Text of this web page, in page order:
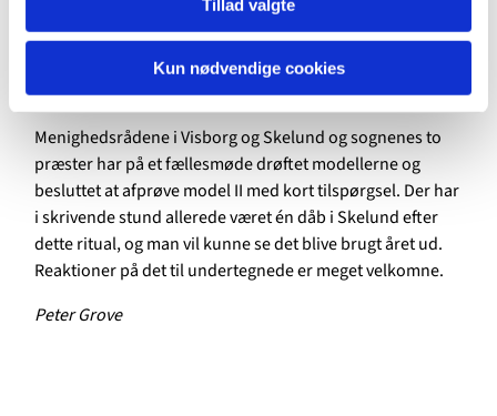
Tillad valgte
Kun nødvendige cookies
lægger sig meget tæt op ad dette, model II er en moderat
revision af det, og model III formulerer mere nyt. Dåben
vil være en fuldgyldig dåb, uanset hvilken af modellerne
der benyttes.
Menighedsrådene i Visborg og Skelund og sognenes to
præster har på et fællesmøde drøftet modellerne og
besluttet at afprøve model II med kort tilspørgsel. Der har
i skrivende stund allerede været én dåb i Skelund efter
dette ritual, og man vil kunne se det blive brugt året ud.
Reaktioner på det til undertegnede er meget velkomne.
Peter Grove